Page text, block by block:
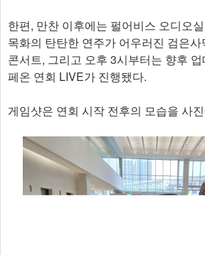
한편, 만찬 이후에는 펄어비스 오디오
목화의 탄탄한 연주가 어우러진 검은
콘서트, 그리고 오후 3시부터는 향후
페온 연회 LIVE가 진행됐다.
게임샷은 연회 시작 전후의 모습을 사